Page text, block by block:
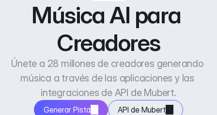
Música AI para
Creadores
Únete a 28 millones de creadores generando
música a través de las aplicaciones y las
integraciones de API de Mubert.
Generar Pista API de Mubert